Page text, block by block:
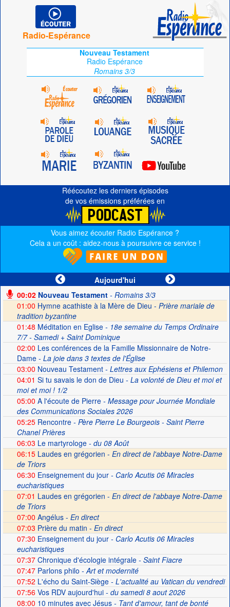
Radio-Espérance
Nouveau Testament
Radio Espérance
Romains 3/3
Réécoutez les derniers épisodes
de vos émissions préférées en
Vous aimez écouter Radio Espérance ?
Cela a un coût : aidez-nous à poursuivre ce service !
Aujourd'hui
00:02Nouveau Testament- Romains 3/3
01:00 Hymne acathiste à la Mère de Dieu - Prière mariale de
tradition byzantine
01:48 Méditation en Eglise- 18e semaine du Temps Ordinaire
7/7 - Samedi + Saint Dominique
02:00 Les conférences de la Famille Missionnaire de Notre-
Dame- La joie dans 3 textes de l'Église
03:00 Nouveau Testament- Lettres aux Ephésiens et Philemon
04:01 Si tu savais le don de Dieu - La volonté de Dieu et moi et
moi et moi ! 1/2
05:00 A l'écoute de Pierre- Message pour Journée Mondiale
des Communications Sociales 2026
05:25Rencontre- Père Pierre Le Bourgeois - Saint Pierre
Chanel Prières
06:03 Le martyrologe- du 08 Août
06:15Laudes en grégorien - En direct de l'abbaye Notre-Dame
de Triors
06:30 Enseignement du jour- Carlo Acutis 06 Miracles
eucharistiques
07:01 Laudes en grégorien - En direct de l'abbaye Notre-Dame
de Triors
07:00 Angélus - En direct
07:03 Prière du matin - En direct
07:30 Enseignement du jour- Carlo Acutis 06 Miracles
eucharistiques
07:37Chronique d'écologie intégrale- Saint Fiacre
07:47Parlons philo - Art et modernité
07:52 L'écho du Saint-Siège- L'actualité au Vatican du vendredi
07:56Vos RDV aujourd'hui- du samedi 8 aout 2026
08:00 10 minutes avec Jésus- Tant d'amour, tant de bonté